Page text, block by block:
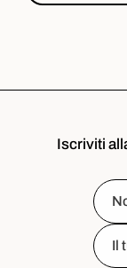
Iscriviti